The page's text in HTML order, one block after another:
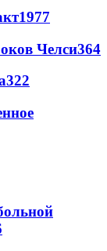
1977
Челси364
322